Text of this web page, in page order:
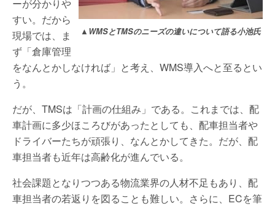
▲WMSとTMSのニーズの違いについて語る小池氏
ーが分かりや
すい。だから
現場では、ま
ず「倉庫管理
をなんとかしなければ」と考え、WMS導入へと至るとい
う。
だが、TMSは「計画の仕組み」である。これまでは、配
車計画に多少ほころびがあったとしても、配車担当者や
ドライバーたちが頑張り、なんとかしてきた。だが、配
車担当者も近年は高齢化が進んでいる。
社会課題となりつつある物流業界の人材不足もあり、配
車担当者の若返りを図ることも難しい。さらに、ECを筆